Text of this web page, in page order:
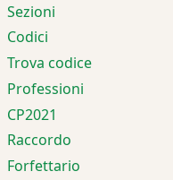
Sezioni
Codici
Trova codice
Professioni
CP2021
Raccordo
Forfettario